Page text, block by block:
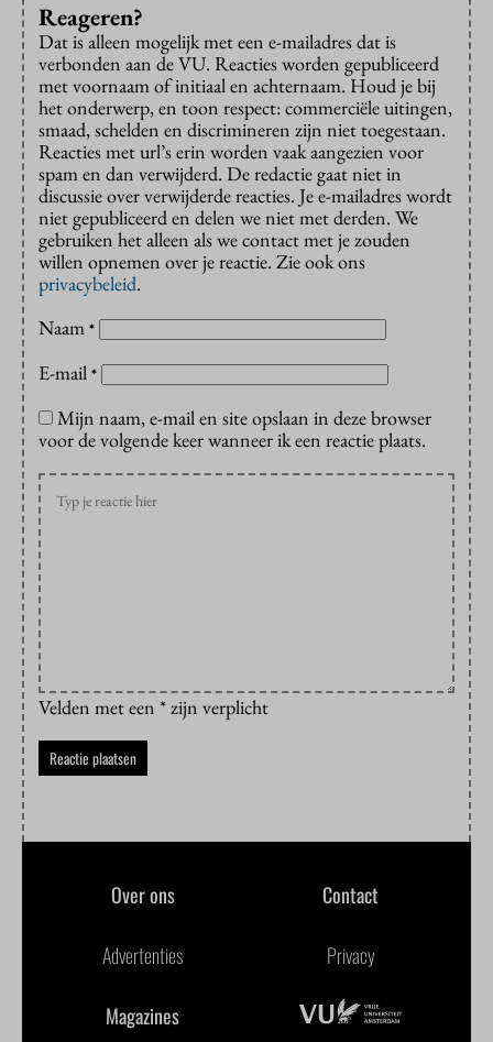
Reageren?
Dat is alleen mogelijk met een e-mailadres dat is
verbonden aan de VU. Reacties worden gepubliceerd
met voornaam of initiaal en achternaam. Houd je bij
het onderwerp, en toon respect: commerciële uitingen,
smaad, schelden en discrimineren zijn niet toegestaan.
Reacties met url’s erin worden vaak aangezien voor
spam en dan verwijderd. De redactie gaat niet in
discussie over verwijderde reacties. Je e-mailadres wordt
niet gepubliceerd en delen we niet met derden. We
gebruiken het alleen als we contact met je zouden
willen opnemen over je reactie. Zie ook ons
privacybeleid.
Naam *
E-mail *
Mijn naam, e-mail en site opslaan in deze browser
voor de volgende keer wanneer ik een reactie plaats.
Velden met een * zijn verplicht
Over ons Contact
Advertenties Privacy
Magazines